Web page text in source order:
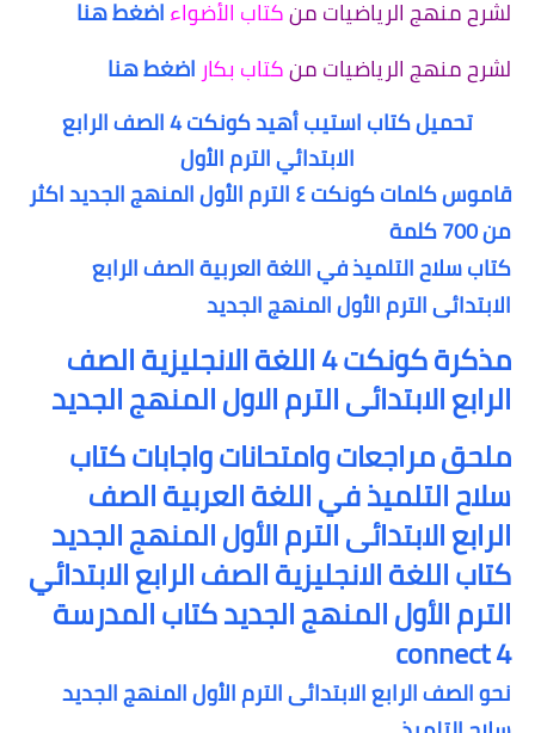
لشرح منهج الرياضيات منكتاب الأضواءاضغط هنا
لشرح منهج الرياضيات منكتاب بكار اضغط هنا
تحميل كتاب استيب أهيد كونكت 4 الصف الرابع
الابتدائي الترم الأول
قاموس كلمات كونكت ٤ الترم الأول المنهج الجديد اكثر
من 700 كلمة
كتاب سلاح التلميذ في اللغة العربية الصف الرابع
الابتدائى الترم الأول المنهج الجديد
مذكرة كونكت 4 اللغة الانجليزية الصف
الرابع الابتدائى الترم الاول المنهج الجديد
ملحق مراجعات وامتحانات واجابات كتاب
سلاح التلميذ في اللغة العربية الصف
الرابع الابتدائى الترم الأول المنهج الجديد
كتاب اللغة الانجليزية الصف الرابع الابتدائي
الترم الأول المنهج الجديد كتاب المدرسة
connect 4
نحو الصف الرابع الابتدائى الترم الأول المنهج الجديد